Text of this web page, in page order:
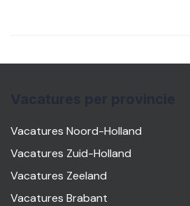
Vacatures Noord-Holland
Vacatures Zuid-Holland
Vacatures Zeeland
Vacatures Brabant